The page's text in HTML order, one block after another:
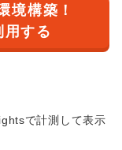
構築！
する
で計測して表示